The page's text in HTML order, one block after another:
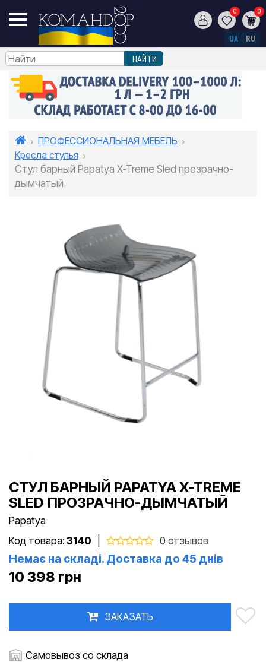
0 0
UA RU
ПРОФЕССИОНАЛЬНАЯ МЕБЕЛЬ
Кресла стулья
Стул барный Papatya X-Treme Sled прозрачно-
дымчатый
СТУЛ БАРНЫЙ PAPATYA X-TREME
SLED ПРОЗРАЧНО-ДЫМЧАТЫЙ
Papatya
Код товара: 3140 0 отзывов
Немає на складі. Доставка до 45 днів
10 398 грн
ЗАКАЗАТЬ
Самовывоз со склада